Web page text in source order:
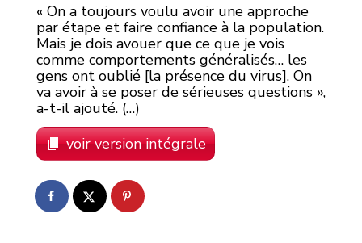
« On a toujours voulu avoir une approche
par étape et faire confiance à la population.
Mais je dois avouer que ce que je vois
comme comportements généralisés… les
gens ont oublié [la présence du virus]. On
va avoir à se poser de sérieuses questions »,
a-t-il ajouté. (…)
voir version intégrale